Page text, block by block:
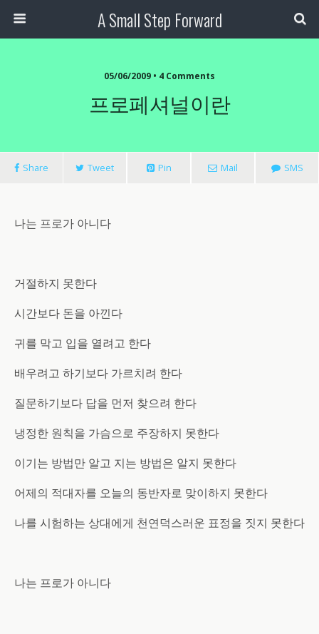
A Small Step Forward
05/06/2009 • 4 Comments
프로페셔널이란
Share Tweet Pin Mail SMS
나는 프로가 아니다
거절하지 못한다
시간보다 돈을 아낀다
귀를 막고 입을 열려고 한다
배우려고 하기보다 가르치려 한다
질문하기보다 답을 먼저 찾으려 한다
냉정한 원칙을 가슴으로 주장하지 못한다
이기는 방법만 알고 지는 방법은 알지 못한다
어제의 적대자를 오늘의 동반자로 맞이하지 못한다
나를 시험하는 상대에게 천연덕스러운 표정을 짓지 못한다
나는 프로가 아니다